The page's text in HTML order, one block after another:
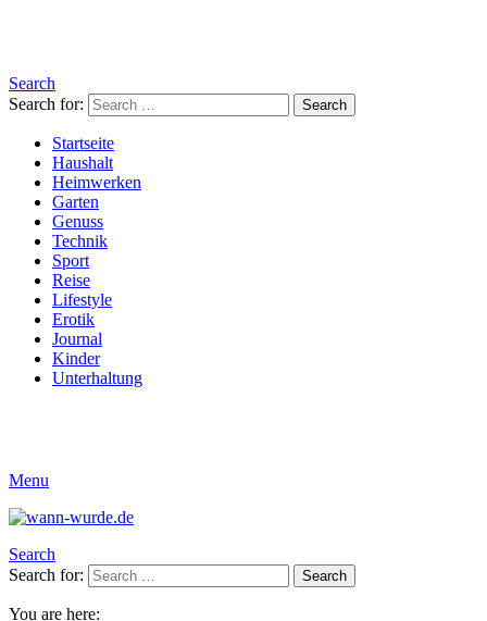
Search
Search for:
Search
Startseite
Haushalt
Heimwerken
Garten
Genuss
Technik
Sport
Reise
Lifestyle
Erotik
Journal
Kinder
Unterhaltung
Menu
Search
Search for:
Search
You are here: